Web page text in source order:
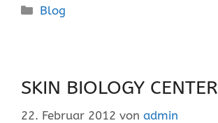
Kategorien
Blog
SKIN BIOLOGY CENTER
22. Februar 2012 von admin